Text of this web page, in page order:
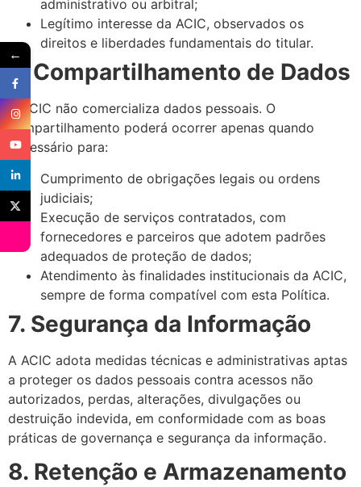
administrativo ou arbitral;
Legítimo interesse da ACIC, observados os
direitos e liberdades fundamentais do titular.
6. Compartilhamento de Dados
A ACIC não comercializa dados pessoais. O
compartilhamento poderá ocorrer apenas quando
necessário para:
Cumprimento de obrigações legais ou ordens
judiciais;
Execução de serviços contratados, com
fornecedores e parceiros que adotem padrões
adequados de proteção de dados;
Atendimento às finalidades institucionais da ACIC,
sempre de forma compatível com esta Política.
7. Segurança da Informação
A ACIC adota medidas técnicas e administrativas aptas
a proteger os dados pessoais contra acessos não
autorizados, perdas, alterações, divulgações ou
destruição indevida, em conformidade com as boas
práticas de governança e segurança da informação.
8. Retenção e Armazenamento
←